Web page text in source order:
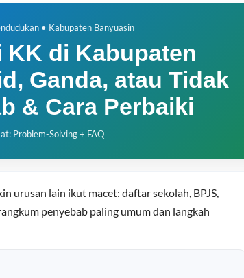
• Kabupaten Banyuasin
KK di Kabupaten
Ganda, atau Tidak
& Cara Perbaiki
Problem-Solving + FAQ
urusan lain ikut macet: daftar sekolah, BPJS,
penyebab paling umum dan langkah